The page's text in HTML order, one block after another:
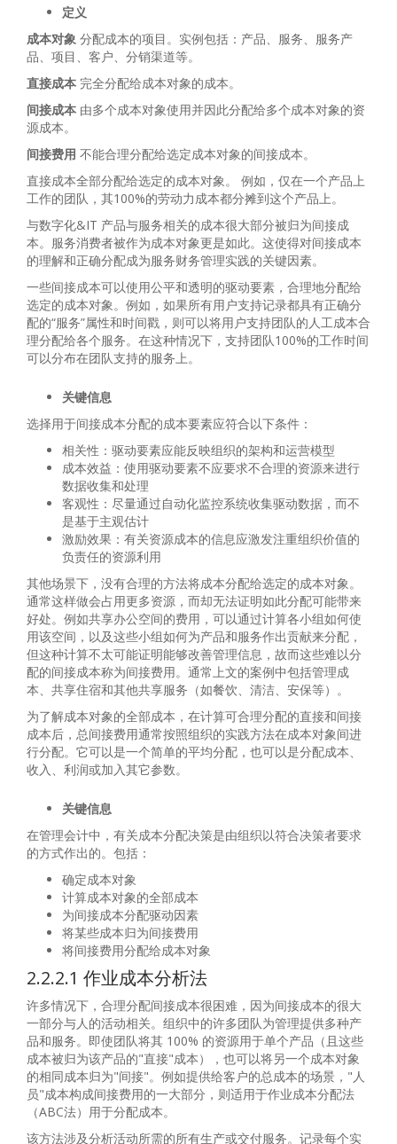
定义
成本对象 分配成本的项目。实例包括：产品、服务、服务产
品、项目、客户、分销渠道等。
直接成本 完全分配给成本对象的成本。
间接成本 由多个成本对象使用并因此分配给多个成本对象的资
源成本。
间接费用 不能合理分配给选定成本对象的间接成本。
直接成本全部分配给选定的成本对象。 例如，仅在一个产品上
工作的团队，其100%的劳动力成本都分摊到这个产品上。
与数字化&IT 产品与服务相关的成本很大部分被归为间接成
本。服务消费者被作为成本对象更是如此。这使得对间接成本
的理解和正确分配成为服务财务管理实践的关键因素。
一些间接成本可以使用公平和透明的驱动要素，合理地分配给
选定的成本对象。例如，如果所有用户支持记录都具有正确分
配的“服务”属性和时间戳，则可以将用户支持团队的人工成本合
理分配给各个服务。在这种情况下，支持团队100%的工作时间
可以分布在团队支持的服务上。
关键信息
选择用于间接成本分配的成本要素应符合以下条件：
相关性：驱动要素应能反映组织的架构和运营模型
成本效益：使用驱动要素不应要求不合理的资源来进行
数据收集和处理
客观性：尽量通过自动化监控系统收集驱动数据，而不
是基于主观估计
激励效果：有关资源成本的信息应激发注重组织价值的
负责任的资源利用
其他场景下，没有合理的方法将成本分配给选定的成本对象。
通常这样做会占用更多资源，而却无法证明如此分配可能带来
好处。例如共享办公空间的费用，可以通过计算各小组如何使
用该空间，以及这些小组如何为产品和服务作出贡献来分配，
但这种计算不太可能证明能够改善管理信息，故而这些难以分
配的间接成本称为间接费用。通常上文的案例中包括管理成
本、共享住宿和其他共享服务（如餐饮、清洁、安保等）。
为了解成本对象的全部成本，在计算可合理分配的直接和间接
成本后，总间接费用通常按照组织的实践方法在成本对象间进
行分配。它可以是一个简单的平均分配，也可以是分配成本、
收入、利润或加入其它参数。
关键信息
在管理会计中，有关成本分配决策是由组织以符合决策者要求
的方式作出的。包括：
确定成本对象
计算成本对象的全部成本
为间接成本分配驱动因素
将某些成本归为间接费用
将间接费用分配给成本对象
2.2.2.1 作业成本分析法
许多情况下，合理分配间接成本很困难，因为间接成本的很大
一部分与人的活动相关。组织中的许多团队为管理提供多种产
品和服务。即使团队将其 100% 的资源用于单个产品（且这些
成本被归为该产品的"直接"成本），也可以将另一个成本对象
的相同成本归为"间接"。例如提供给客户的总成本的场景，"人
员"成本构成间接费用的一大部分，则适用于作业成本分配法
（ABC法）用于分配成本。
该方法涉及分析活动所需的所有生产或交付服务。记录每个实